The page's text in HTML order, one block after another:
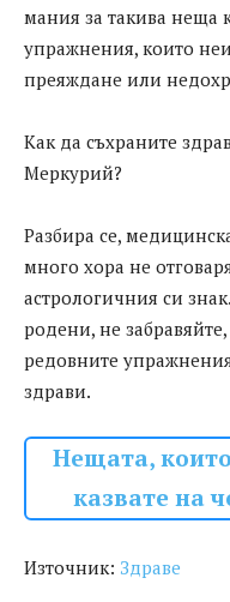
мания за такива неща
упражнения, които
преяждане или
Как да съхраните
Меркурий?
Разбира се,
много хора не
астрологичния си
родени, не
редовните
здрави.
Нещата,
казвате на
Източник: Здраве